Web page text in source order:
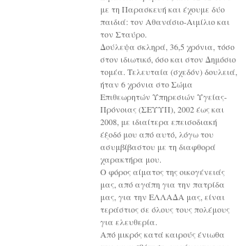
με τη Παρασκευή και έχουμε δύο
παιδιά: τον Αθανάσιο-Αιμίλιο και
τον Σταύρο.
Δούλεψα σκληρά, 36,5 χρόνια, τόσο
στον ιδιωτικό, όσο και στον Δημόσιο
τομέα. Τελευταία (σχεδόν) δουλειά,
ήταν 6 χρόνια στο Σώμα
Επιθεωρητών Υπηρεσιών Υγείας-
Πρόνοιας (ΣΕΥΥΠ), 2002 έως και
2008, με ιδιαίτερα επεισοδιακή
έξοδό μου από αυτό, λόγω του
ασυμβίβαστου με τη διαφθορά
χαρακτήρα μου.
Ο φόρος αίματος της οικογένειάς
μας, από αγάπη για την πατρίδα
μας, για την ΕΛΛΑΔΑ μας, είναι
τεράστιος σε όλους τους πολέμους
για ελευθερία.
Από μικρός κατά καιρούς ένιωθα